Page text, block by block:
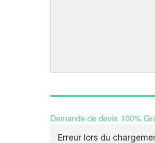
Demande de devis 100%
Erreur lors du